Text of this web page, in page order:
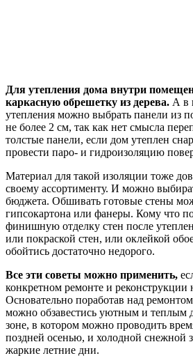
Для утепления дома внутри
каркасную обрешетку из дерева. А в
утепления можно выбрать панели из
не более 2 см, так как нет смысла
толстые панели, если дом утеплен
провести паро- и гидроизоляцию
Материал для такой изоляции тоже
своему ассортименту. И можно
бюджета. Обшивать готовые стены
гипсокартона или фанеры. Кому что
финишную отделку стен после
или покраской стен, или оклейкой
обойтись достаточно недорого.
Все эти советы можно применить,
конкретном ремонте и реконструкции
Основательно поработав над
можно обзавестись уютным и теплым
зоне, в котором можно проводить
поздней осенью, и холодной снежной
жаркие летние дни.